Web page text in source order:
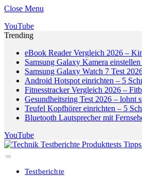
Close Menu
YouTube
Trending
eBook Reader Vergleich 2026 –
Samsung Galaxy Kamera
Samsung Galaxy Watch 7 Test
Android Hotspot einrichten – 5
Fitnesstracker Vergleich 2026 –
Gesundheitsring Test 2026 – lohnt
Teufel Kopfhörer einrichten – 5
Bluetooth Lautsprecher mit
YouTube
Testberichte